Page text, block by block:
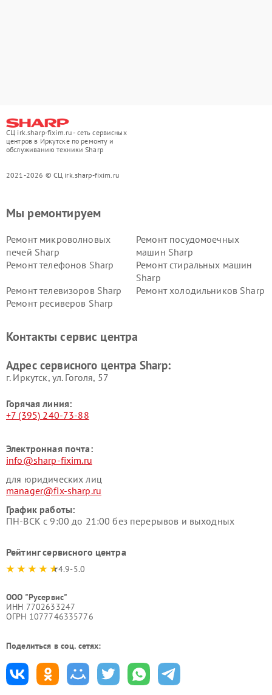
СЦ irk.sharp-fixim.ru - сеть сервисных
центров в Иркутске по ремонту и
обслуживанию техники Sharp
2021-2026 © СЦ irk.sharp-fixim.ru
Мы ремонтируем
Ремонт микроволновых
печей Sharp
Ремонт посудомоечных
машин Sharp
Ремонт телефонов Sharp
Ремонт стиральных машин
Sharp
Ремонт телевизоров Sharp
Ремонт холодильников Sharp
Ремонт ресиверов Sharp
Контакты сервис центра
Адрес сервисного центра Sharp:
г. Иркутск, ул. ​Гоголя, 57
Горячая линия:
+7 (395) 240-73-88
Электронная почта:
info@sharp-fixim.ru
для юридических лиц
manager@fix-sharp.ru
График работы:
ПН-ВСК с 9:00 до 21:00 без перерывов и выходных
Рейтинг сервисного центра
4.9-5.0
ООО "Русервис"
ИНН 7702633247
ОГРН 1077746335776
Поделиться в соц. сетях: